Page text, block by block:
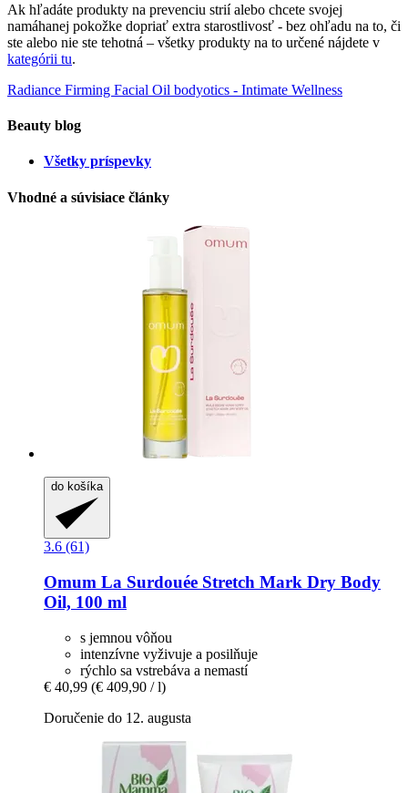
Ak hľadáte produkty na prevenciu strií alebo chcete svojej
namáhanej pokožke dopriať extra starostlivosť - bez ohľadu na to, či
ste alebo nie ste tehotná – všetky produkty na to určené nájdete v
kategórii tu.
Radiance Firming Facial Oil bodyotics - Intimate Wellness
Beauty blog
Všetky príspevky
Vhodné a súvisiace články
do košíka
3.6 (61)
Omum La Surdouée Stretch Mark Dry Body
Oil, 100 ml
s jemnou vôňou
intenzívne vyživuje a posilňuje
rýchlo sa vstrebáva a nemastí
€ 40,99 (€ 409,90 / l)
Doručenie do 12. augusta